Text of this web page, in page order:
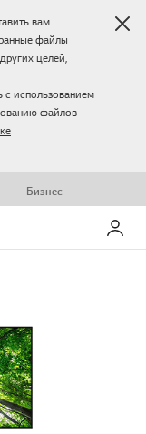
вам
файлы
целей,
с использованием
файлов
Бизнес
Мой LG